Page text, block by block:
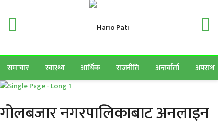
समाचार स्वास्थ्य आर्थिक राजनीति अन्तर्वार्ता अपराध
गोलबजार नगरपालिकाबाट अनलाइन